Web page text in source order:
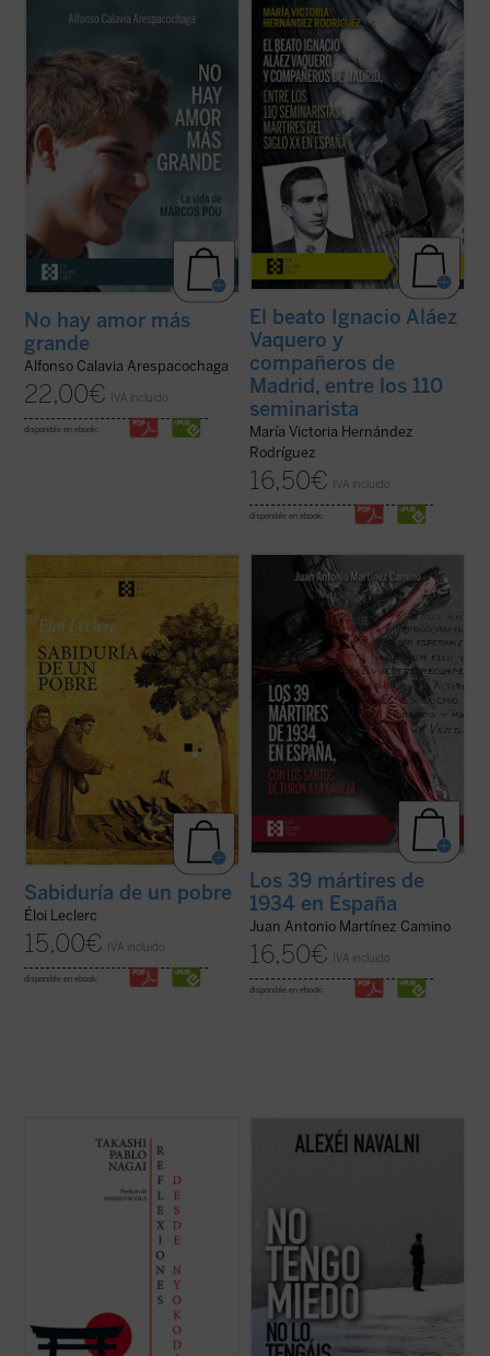
sencilla, que es posible vivir de verdad y
la manera en que nos miran, nos hacen
vislumbrar aquello para lo que hemos sido
creados. Este libro ofrece un espacio para
(ver ficha)
No hay amor más
grande
Alfonso Calavia Arespacochaga
22,00€ IVA incluido
disponible en ebook:
La beatificación de estos 11 mártires, en
2026, coincide con el noventa aniversario
de la explosión sangrienta, en 1936, de la
persecución del siglo XX en España. La
postuladora de su Causa de beatificación
presenta aquí una breve pero ...
(ver ficha)
El beato Ignacio Aláez
Vaquero y
compañeros de
Madrid, entre los 110
seminarista
María Victoria Hernández
Rodríguez
16,50€ IVA incluido
disponible en ebook:
biografía al uso, sino de una narración
cautivadora que, sin dejar de ser
profundamente fiel, invita a recorrer la
experiencia franciscana como una historia
Esta edición ofrece una nueva ... (ver ficha)
Sabiduría de un pobre
Éloi Leclerc
15,00€ IVA incluido
disponible en ebook:
La revolución de 1934 causó los primeros
39 mártires del siglo XX en España. Este
libro ofrece el primer panorama completo
de esos testigos de Jesucristo. Los más
conocidos son los santos Mártires de
Turón y los beatos Seminaristas ...(ver
Los 39 mártires de
1934 en España
Juan Antonio Martínez Camino
16,50€ IVA incluido
disponible en ebook:
serie de escritos breves, meditaciones y
cartas suyas que conforman una obra
valiosísima para seguir, a través de una
intimidad familiar con él, los pasos de
Takashi hacia el encuentro final con ...
Este libro reúne un conjunto de reflexiones
públicas y privadas de Alexei Navalni, el